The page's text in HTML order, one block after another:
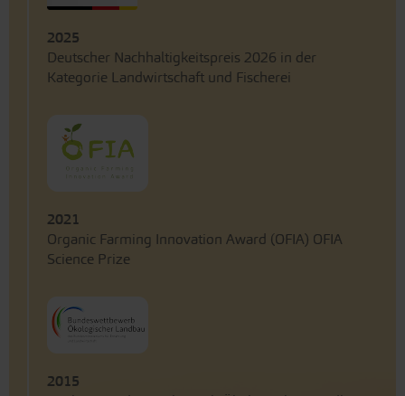
2025
Deutscher Nachhaltigkeitspreis 2026 in der
Kategorie Landwirtschaft und Fischerei
2021
Organic Farming Innovation Award (OFIA) OFIA
Science Prize
2015